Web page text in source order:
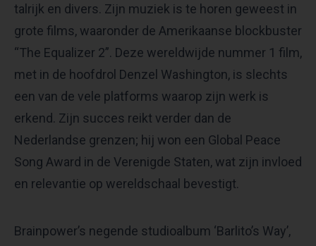
talrijk en divers. Zijn muziek is te horen geweest in
grote films, waaronder de Amerikaanse blockbuster
“The Equalizer 2”. Deze wereldwijde nummer 1 film,
met in de hoofdrol Denzel Washington, is slechts
een van de vele platforms waarop zijn werk is
erkend. Zijn succes reikt verder dan de
Nederlandse grenzen; hij won een Global Peace
Song Award in de Verenigde Staten, wat zijn invloed
en relevantie op wereldschaal bevestigt.
Brainpower’s negende studioalbum ‘Barlito’s Way’,